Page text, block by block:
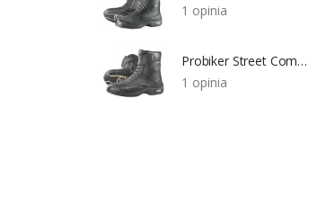
1 opinia
Probiker Street Compact
1 opinia